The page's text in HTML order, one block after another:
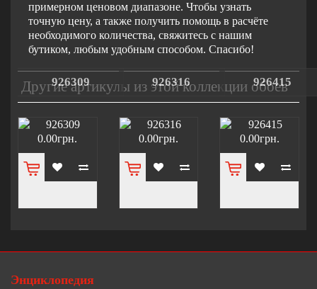
примерном ценовом диапазоне. Чтобы узнать
точную цену, а также получить помощь в расчёте
необходимого количества, свяжитесь с нашим
бутиком, любым удобным способом. Спасибо!
Другие артикулы из этой коллекции обоев
926309
0.00грн.
926316
0.00грн.
926415
0.00грн.
Энциклопедия